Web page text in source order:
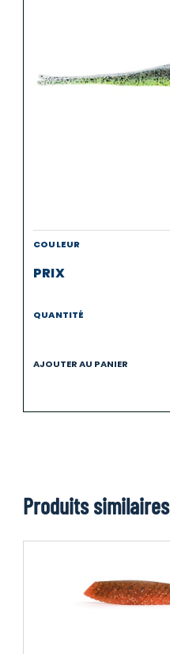
Produits similaires